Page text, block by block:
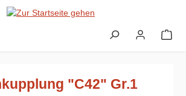
"C42" Gr.1